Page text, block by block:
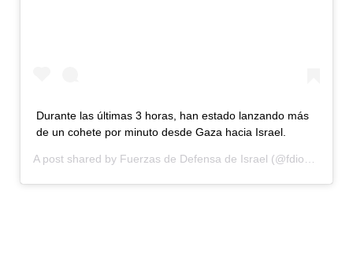
Durante las últimas 3 horas, han estado lanzando más
de un cohete por minuto desde Gaza hacia Israel.
A post shared by Fuerzas de Defensa de Israel (@fdionline) on